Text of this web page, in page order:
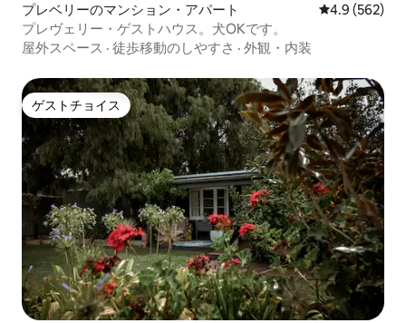
プレベリーのマンション・アパート レビュー562
4.9 (562)
プレヴェリー・ゲストハウス。犬OKです。
屋外スペース · 徒歩移動のしやすさ · 外観・内装
ゲストチョイス
ゲストチョイス